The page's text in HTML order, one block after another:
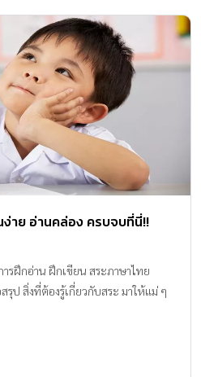
ง่าย อ่านคล่อง ครบจบที่นี่!!
รฝึกอ่าน ฝึกเขียน สระภาษาไทย
รุป สิ่งที่ต้องรู้เกี่ยวกับสระ มาให้แม่ ๆ